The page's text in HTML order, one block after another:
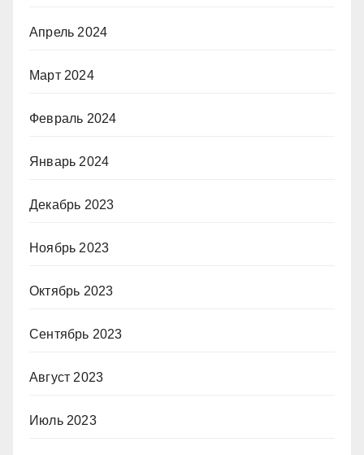
Апрель 2024
Март 2024
Февраль 2024
Январь 2024
Декабрь 2023
Ноябрь 2023
Октябрь 2023
Сентябрь 2023
Август 2023
Июль 2023